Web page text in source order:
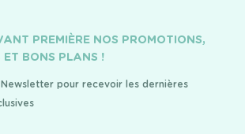
PREMIÈRE NOS PROMOTIONS,
ET BONS PLANS !
pour recevoir les dernières